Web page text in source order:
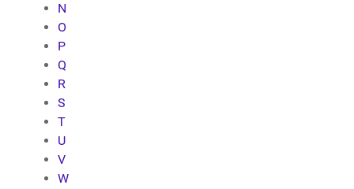
N
O
P
Q
R
S
T
U
V
W